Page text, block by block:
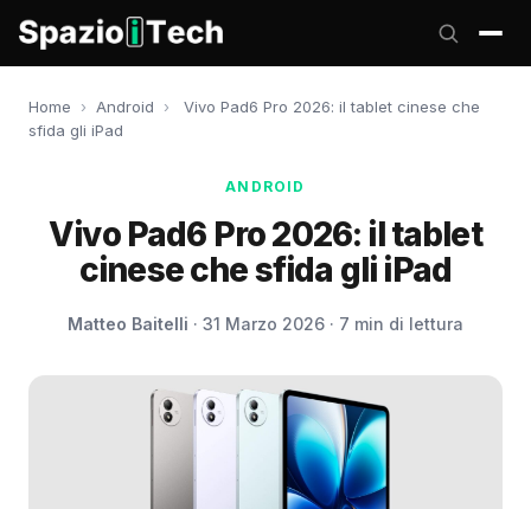
Home › Android ›
Vivo Pad6 Pro 2026: il tablet cinese che
sfida gli iPad
ANDROID
Vivo Pad6 Pro 2026: il tablet
cinese che sfida gli iPad
Matteo Baitelli · 31 Marzo 2026 · 7 min di lettura